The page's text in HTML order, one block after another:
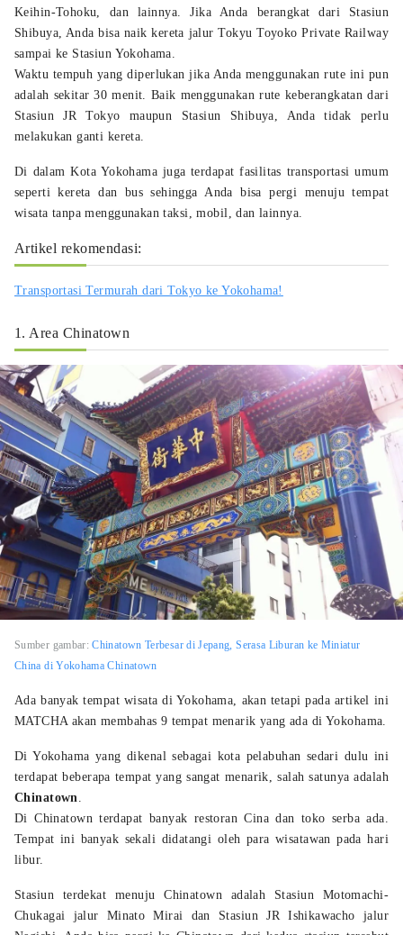
Keihin-Tohoku, dan lainnya. Jika Anda berangkat dari Stasiun
Shibuya, Anda bisa naik kereta jalur Tokyu Toyoko Private Railway
sampai ke Stasiun Yokohama.
Waktu tempuh yang diperlukan jika Anda menggunakan rute ini pun
adalah sekitar 30 menit. Baik menggunakan rute keberangkatan dari
Stasiun JR Tokyo maupun Stasiun Shibuya, Anda tidak perlu
melakukan ganti kereta.
Di dalam Kota Yokohama juga terdapat fasilitas transportasi umum
seperti kereta dan bus sehingga Anda bisa pergi menuju tempat
wisata tanpa menggunakan taksi, mobil, dan lainnya.
Artikel rekomendasi:
Transportasi Termurah dari Tokyo ke Yokohama!
1. Area Chinatown
Sumber gambar:Chinatown Terbesar di Jepang, Serasa Liburan ke Miniatur
China di Yokohama Chinatown
Ada banyak tempat wisata di Yokohama, akan tetapi pada artikel ini
MATCHA akan membahas 9 tempat menarik yang ada di Yokohama.
Di Yokohama yang dikenal sebagai kota pelabuhan sedari dulu ini
terdapat beberapa tempat yang sangat menarik, salah satunya adalah
Chinatown
Di Chinatown terdapat banyak restoran Cina dan toko serba ada.
Tempat ini banyak sekali didatangi oleh para wisatawan pada hari
libur.
Stasiun terdekat menuju Chinatown adalah Stasiun Motomachi-
Chukagai jalur Minato Mirai dan Stasiun JR Ishikawacho jalur